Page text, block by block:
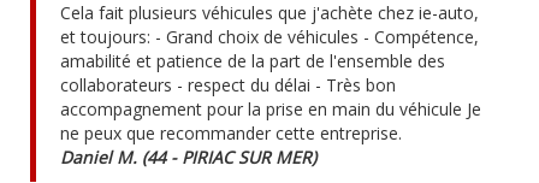
Cela fait plusieurs véhicules que j'achète chez ie-auto,
et toujours: - Grand choix de véhicules - Compétence,
amabilité et patience de la part de l'ensemble des
collaborateurs - respect du délai - Très bon
accompagnement pour la prise en main du véhicule Je
ne peux que recommander cette entreprise.
Daniel M. (44 - PIRIAC SUR MER)